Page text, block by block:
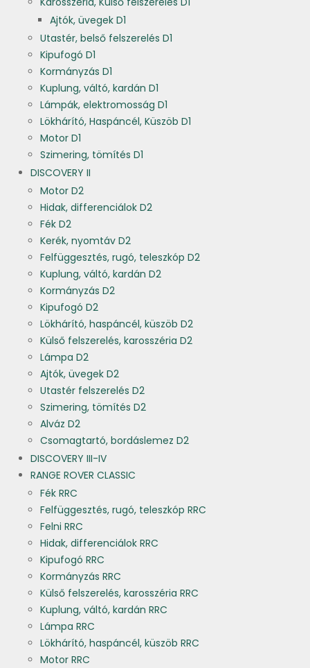
Ajtók, üvegek D1
Utastér, belső felszerelés D1
Kipufogó D1
Kormányzás D1
Kuplung, váltó, kardán D1
Lámpák, elektromosság D1
Lökhárító, Haspáncél, Küszöb D1
Motor D1
Szimering, tömítés D1
DISCOVERY II
Motor D2
Hidak, differenciálok D2
Fék D2
Kerék, nyomtáv D2
Felfüggesztés, rugó, teleszkóp D2
Kuplung, váltó, kardán D2
Kormányzás D2
Kipufogó D2
Lökhárító, haspáncél, küszöb D2
Külső felszerelés, karosszéria D2
Lámpa D2
Ajtók, üvegek D2
Utastér felszerelés D2
Szimering, tömítés D2
Alváz D2
Csomagtartó, bordáslemez D2
DISCOVERY III-IV
RANGE ROVER CLASSIC
Fék RRC
Felfüggesztés, rugó, teleszkóp RRC
Felni RRC
Hidak, differenciálok RRC
Kipufogó RRC
Kormányzás RRC
Külső felszerelés, karosszéria RRC
Kuplung, váltó, kardán RRC
Lámpa RRC
Lökhárító, haspáncél, küszöb RRC
Motor RRC